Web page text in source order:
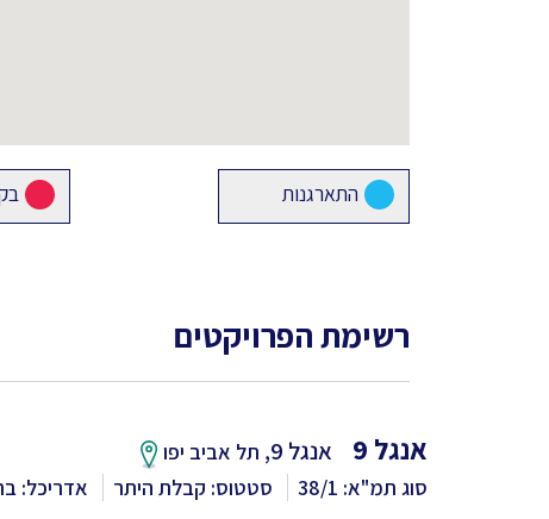
התארגנות
רשימת הפרויקטים
אנגל 9 אנגל 9,
תל אביב יפו
סוג תמ"א: 38/1
סטטוס: קבלת היתר אדריכל: